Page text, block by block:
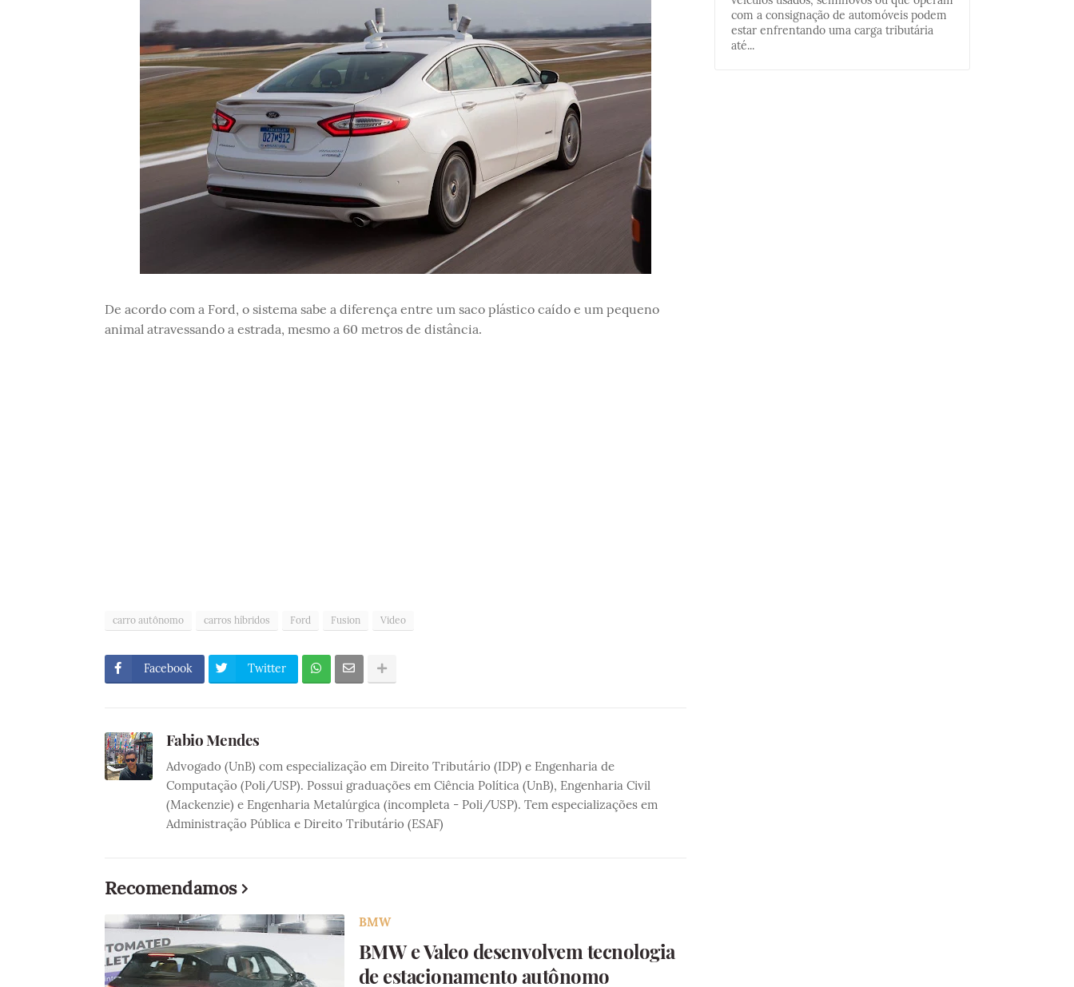
De acordo com a Ford, o sistema sabe a diferença entre um saco plástico caído e um pequeno
animal atravessando a estrada, mesmo a 60 metros de distância.
carro autônomo carros híbridos Ford Fusion Video
Facebook Twitter
Fabio Mendes
Advogado (UnB) com especialização em Direito Tributário (IDP) e Engenharia de
Computação (Poli/USP). Possui graduações em Ciência Política (UnB), Engenharia Civil
(Mackenzie) e Engenharia Metalúrgica (incompleta - Poli/USP). Tem especializações em
Administração Pública e Direito Tributário (ESAF)
Recomendamos
BMW
BMW e Valeo desenvolvem tecnologia
de estacionamento autônomo
com a consignação de automóveis podem
estar enfrentando uma carga tributária
até...